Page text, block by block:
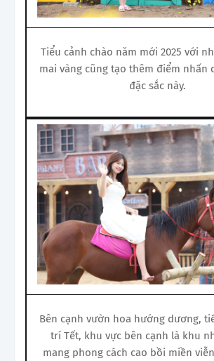
Tiểu cảnh chào năm mới 2025 với
mai vàng cũng tạo thêm điểm nhấn
đặc sắc này.
Bên cạnh vườn hoa hướng dương,
trí Tết, khu vực bên cạnh là khu
mang phong cách cao bồi miền